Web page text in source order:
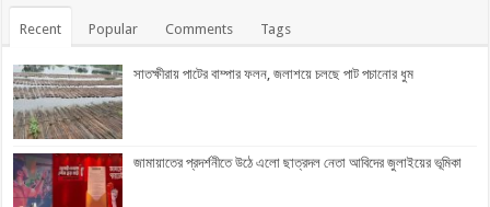
Recent Popular Comments Tags
সাতক্ষীরায় পাটের বাম্পার ফলন, জলাশয়ে চলছে পাট পচানোর ধুম
জামায়াতের প্রদর্শনীতে উঠে এলো ছাত্রদল নেতা আবিদের জুলাইয়ের ভূমিকা